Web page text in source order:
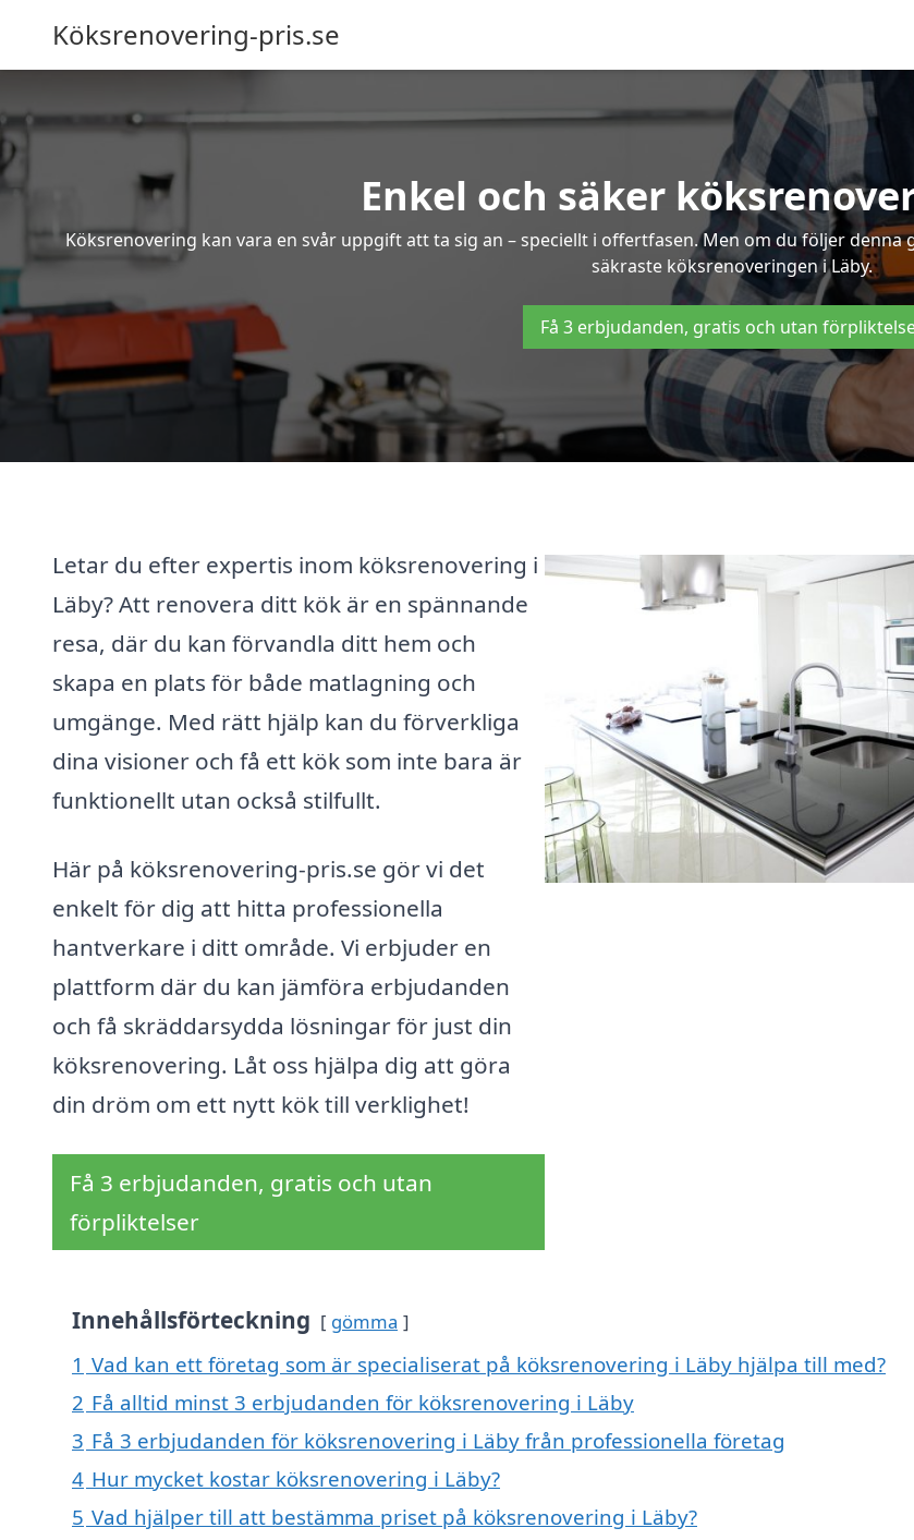
Köksrenovering-pris.se
Enkel och säker
Köksrenovering kan vara en svår uppgift att ta sig an – speciellt i offertfasen. Men om du följer
säkraste köksrenoveringen i Läby.
Få 3 erbjudanden, gratis och utan
Letar du efter expertis inom köksrenovering i
Läby? Att renovera ditt kök är en spännande
resa, där du kan förvandla ditt hem och
skapa en plats för både matlagning och
umgänge. Med rätt hjälp kan du förverkliga
dina visioner och få ett kök som inte bara är
funktionellt utan också stilfullt.
Här på köksrenovering-pris.se gör vi det
enkelt för dig att hitta professionella
hantverkare i ditt område. Vi erbjuder en
plattform där du kan jämföra erbjudanden
och få skräddarsydda lösningar för just din
köksrenovering. Låt oss hjälpa dig att göra
din dröm om ett nytt kök till verklighet!
Få 3 erbjudanden, gratis och utan
förpliktelser
Innehållsförteckning gömma
1 Vad kan ett företag som är specialiserat på köksrenovering i Läby hjälpa till med?
2 Få alltid minst 3 erbjudanden för köksrenovering i Läby
3 Få 3 erbjudanden för köksrenovering i Läby från professionella företag
4 Hur mycket kostar köksrenovering i Läby?
5 Vad hjälper till att bestämma priset på köksrenovering i Läby?